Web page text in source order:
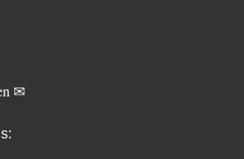
Fehler menschlich
gesagt, dass links gefühlte Männer deswegen
✉